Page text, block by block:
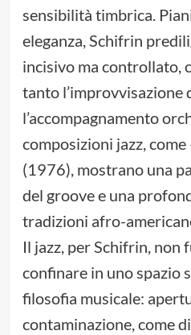
sensibilità timbrica.
eleganza, Schifrin
incisivo ma controllato,
tanto l’improvvisazione
l’accompagnamento
composizioni jazz,
(1976), mostrano una
del groove e una
tradizioni afro-
Il jazz, per Schifrin, non
confinare in uno spazio
filosofia musicale:
contaminazione, come